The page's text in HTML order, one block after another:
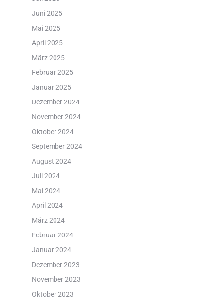
Juni 2025
Mai 2025
April 2025
März 2025
Februar 2025
Januar 2025
Dezember 2024
November 2024
Oktober 2024
September 2024
August 2024
Juli 2024
Mai 2024
April 2024
März 2024
Februar 2024
Januar 2024
Dezember 2023
November 2023
Oktober 2023